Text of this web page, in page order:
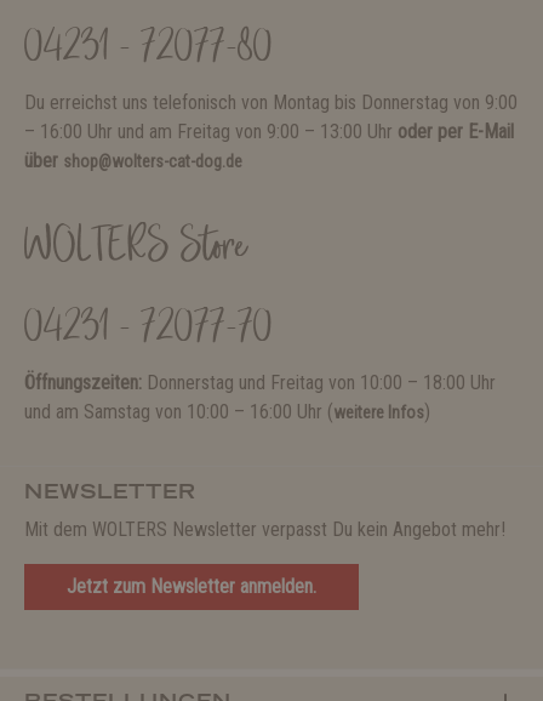
04231 - 72077-80
Du erreichst uns telefonisch von Montag bis Donnerstag von 9:00
– 16:00 Uhr und am Freitag von 9:00 – 13:00 Uhr oder per E-Mail
über shop@wolters-cat-dog.de
WOLTERS Store
04231 - 72077-70
Öffnungszeiten: Donnerstag und Freitag von 10:00 – 18:00 Uhr
und am Samstag von 10:00 – 16:00 Uhr (weitere Infos)
NEWSLETTER
Mit dem WOLTERS Newsletter verpasst Du kein Angebot mehr!
Jetzt zum Newsletter anmelden.